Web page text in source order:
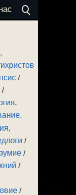
/
/
.
/
/
/
/